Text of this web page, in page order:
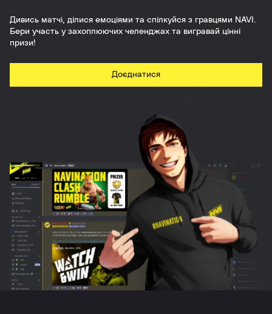
Дивись матчі, ділися емоціями та спілкуйся з гравцями NAVI.
Бери участь у захоплюючих челенджах та вигравай цінні
призи!
Доєднатися